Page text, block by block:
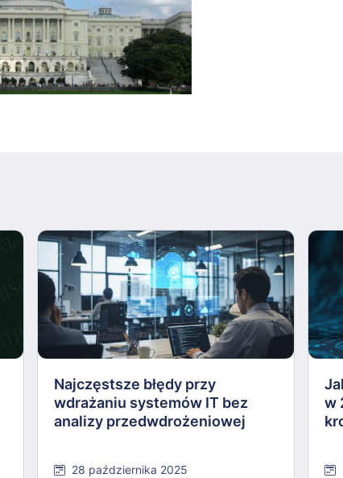
Najczęstsze błędy przy
wdrażaniu systemów IT bez
analizy przedwdrożeniowej
28 października 2025
w